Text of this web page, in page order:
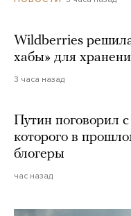
Wildberries
хабы» для
3 часа назад
Путин поговорил
которого в
блогеры
час назад